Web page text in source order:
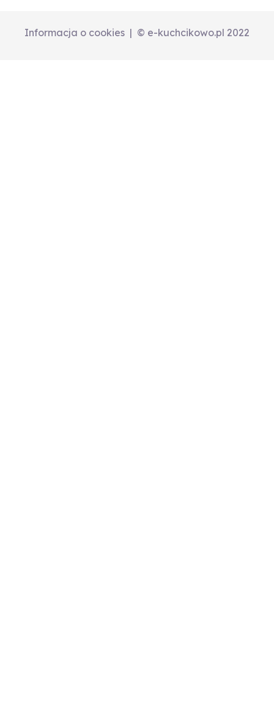
Informacja o cookies © e-kuchcikowo.pl 2022